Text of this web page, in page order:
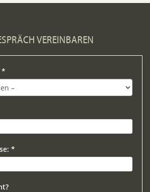
VEREINBAREN
*
*